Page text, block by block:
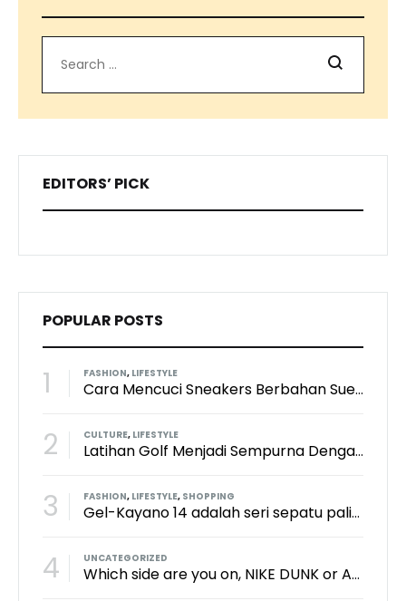
Search
EDITORS’ PICK
POPULAR POSTS
1 FASHION, LIFESTYLE
Cara Mencuci Sneakers Berbahan Suede: Aman Tanpa Merusak Tekstur
2 CULTURE, LIFESTYLE
Latihan Golf Menjadi Sempurna Dengan Kith x TaylorMade x Perfect Practice Putting Mat
3 FASHION, LIFESTYLE, SHOPPING
Gel-Kayano 14 adalah seri sepatu paling keren dari brand Asics?
4 UNCATEGORIZED
Which side are you on, NIKE DUNK or ADIDAS SAMBA?